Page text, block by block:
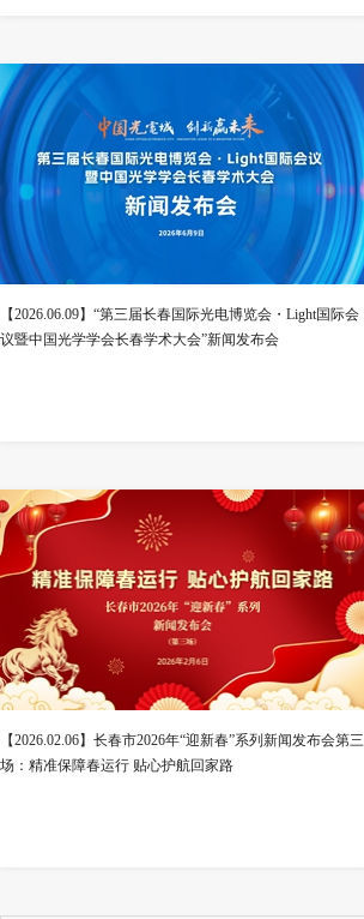
【2026.06.09】“第三届长春国际光电博览会・Light国际会
议暨中国光学学会长春学术大会”新闻发布会
【2026.02.06】长春市2026年“迎新春”系列新闻发布会第三
场：精准保障春运行 贴心护航回家路